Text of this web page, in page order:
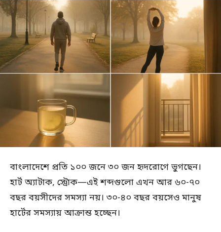
বাংলাদেশে প্রতি ১০০ জনে ৩০ জন হৃদরোগে ভুগছেন।
হার্ট অ্যাটাক, স্ট্রোক—এই শব্দগুলো এখন আর ৬০-৭০
বছর বয়সীদের সমস্যা নয়। ৩০-৪০ বছর বয়সেও মানুষ
হার্টের সমস্যায় আক্রান্ত হচ্ছেন।